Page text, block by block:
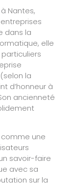
Nantes,
dans la
elle
la
d’honneur à
ancienneté
une
savoir-faire
avec sa
sur la